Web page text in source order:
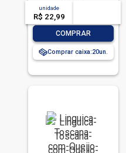
unidade
R$ 22,99
COMPRAR
Comprar caixa:20